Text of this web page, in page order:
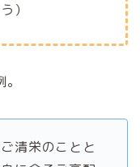
）
清栄のことと